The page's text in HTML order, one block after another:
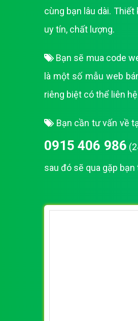
cùng bạn lâu dài.
uy tín, chất lượng.
Bạn sẽ mua code
là một số mẫu web
riêng biệt có thể liên
Bạn cần tư vấn về
0915 406 986
sau đó sẽ qua gặp